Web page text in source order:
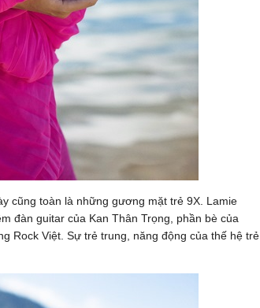
cũng toàn là những gương mặt trẻ 9X. Lamie
đàn guitar của Kan Thân Trọng, phần bè của
Rock Việt. Sự trẻ trung, năng động của thế hệ trẻ